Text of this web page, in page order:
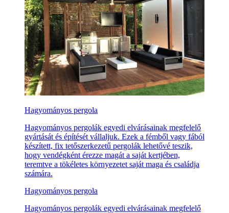
Hagyományos pergola
Hagyományos pergolák egyedi elvárásainak megfelelő
gyártását és építését vállaljuk. Ezek a fémből vagy fából
készített, fix tetőszerkezetű pergolák lehetővé teszik,
hogy vendégként érezze magát a saját kertjében,
teremtve a tökéletes környezetet saját maga és családja
számára.
Hagyományos pergola
Hagyományos pergolák egyedi elvárásainak megfelelő